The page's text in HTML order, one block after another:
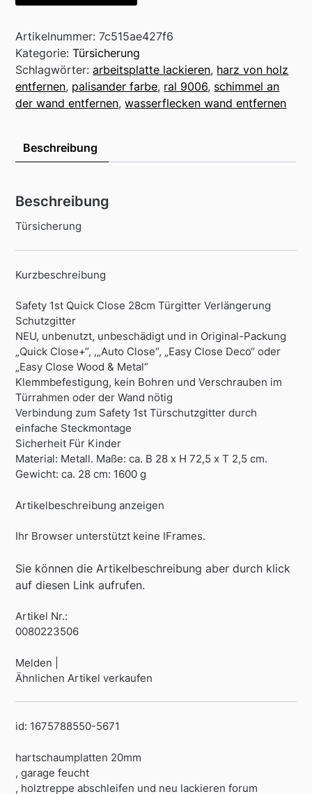
Artikelnummer:7c515ae427f6
Kategorie:Türsicherung
Schlagwörter:arbeitsplatte lackieren, harz von holz
entfernen, palisander farbe, ral 9006, schimmel an
der wand entfernen,wasserflecken wand entfernen
Beschreibung
Beschreibung
Türsicherung
Kurzbeschreibung
Safety 1st Quick Close 28cm Türgitter Verlängerung
Schutzgitter
NEU, unbenutzt, unbeschädigt und in Original-Packung
„Quick Close+“, ,„Auto Close“, „Easy Close Deco“ oder
„Easy Close Wood & Metal“
Klemmbefestigung, kein Bohren und Verschrauben im
Türrahmen oder der Wand nötig
Verbindung zum Safety 1st Türschutzgitter durch
einfache Steckmontage
Sicherheit Für Kinder
Material: Metall. Maße: ca. B 28 x H 72,5 x T 2,5 cm.
Gewicht: ca. 28 cm: 1600 g
Artikelbeschreibung anzeigen
Ihr Browser unterstützt keine IFrames.
Sie können die Artikelbeschreibung aber durch klick
auf diesen Link aufrufen.
Artikel Nr.:
0080223506
Melden |
Ähnlichen Artikel verkaufen
id: 1675788550-5671
hartschaumplatten 20mm
, garage feucht
, holztreppe abschleifen und neu lackieren forum